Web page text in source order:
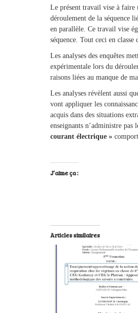
Le présent travail vise à faire
déroulement de la séquence
en parallèle. Ce travail vise
séquence. Tout ceci en classe
Les analyses des enquêtes
expérimentale lors du
raisons liées au manque de
Les analyses révèlent aussi
vont appliquer les
acquis dans des situations
enseignants n’administre
courant électrique »
J’aime ça :
Articles similaires